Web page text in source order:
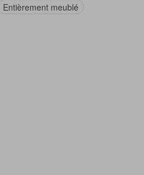
Entièrement meublé